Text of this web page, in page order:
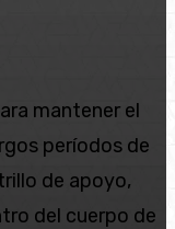
mantener el
períodos de
de apoyo,
del cuerpo de